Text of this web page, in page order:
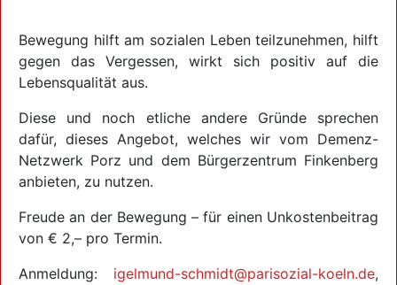
Bewegung hilft am sozialen Leben teilzunehmen, hilft
gegen das Vergessen, wirkt sich positiv auf die
Lebensqualität aus.
Diese und noch etliche andere Gründe sprechen
dafür, dieses Angebot, welches wir vom Demenz-
Netzwerk Porz und dem Bürgerzentrum Finkenberg
anbieten, zu nutzen.
Freude an der Bewegung – für einen Unkostenbeitrag
von € 2,– pro Termin.
Anmeldung: igelmund-schmidt@parisozial-koeln.de,